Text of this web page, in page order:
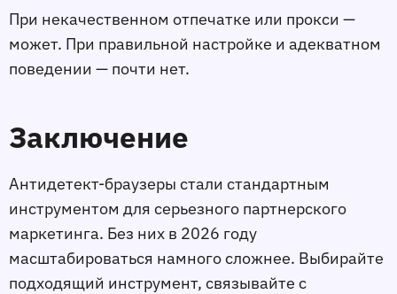
При некачественном отпечатке или прокси —
может. При правильной настройке и адекватном
поведении — почти нет.
Заключение
Антидетект-браузеры стали стандартным
инструментом для серьезного партнерского
маркетинга. Без них в 2026 году
масштабироваться намного сложнее. Выбирайте
подходящий инструмент, связывайте с